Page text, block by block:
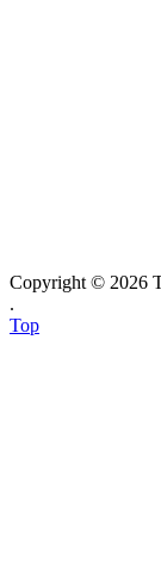
Copyright © 2026
.
Top